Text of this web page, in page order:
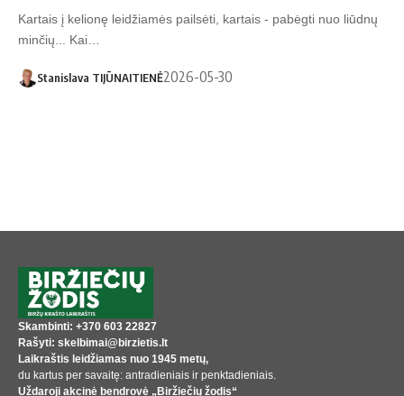
Kartais į kelionę leidžiamės pailsėti, kartais - pabėgti nuo liūdnų
minčių... Kai…
Stanislava TIJŪNAITIENĖ2026-05-30
Skambinti: +370 603 22827
Rašyti: skelbimai@birzietis.lt
Laikraštis leidžiamas nuo 1945 metų,
du kartus per savaitę: antradieniais ir penktadieniais.
Uždaroji akcinė bendrovė „Biržiečių žodis“